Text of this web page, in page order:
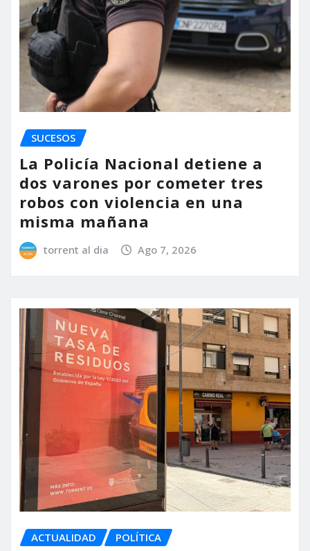
SUCESOS
La Policía Nacional detiene a
dos varones por cometer tres
robos con violencia en una
misma mañana
torrent al dia Ago 7, 2026
ACTUALIDAD POLÍTICA